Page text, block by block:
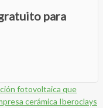
para
fotovoltaica que
cerámica Iberoclays